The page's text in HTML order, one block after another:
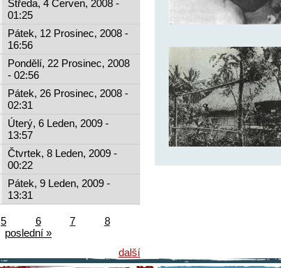
Středa, 4 Červen, 2008 -
01:25
Pátek, 12 Prosinec, 2008 -
16:56
Pondělí, 22 Prosinec, 2008
- 02:56
Pátek, 26 Prosinec, 2008 -
02:31
Úterý, 6 Leden, 2009 -
13:57
Čtvrtek, 8 Leden, 2009 -
00:22
Pátek, 9 Leden, 2009 -
13:31
5 6 7
8
poslední »
další